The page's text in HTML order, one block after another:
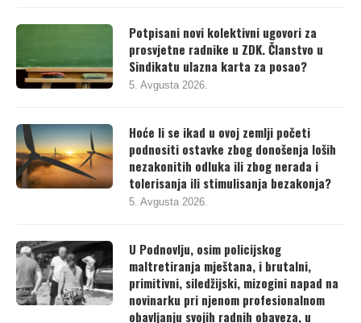
Potpisani novi kolektivni ugovori za
prosvjetne radnike u ZDK. Članstvo u
Sindikatu ulazna karta za posao?
5. Avgusta 2026.
Hoće li se ikad u ovoj zemlji početi
podnositi ostavke zbog donošenja loših
nezakonitih odluka ili zbog nerada i
tolerisanja ili stimulisanja bezakonja?
5. Avgusta 2026.
U Podnovlju, osim policijskog
maltretiranja mještana, i brutalni,
primitivni, siledžijski, mizogini napad na
novinarku pri njenom profesionalnom
obavljanju svojih radnih obaveza, u